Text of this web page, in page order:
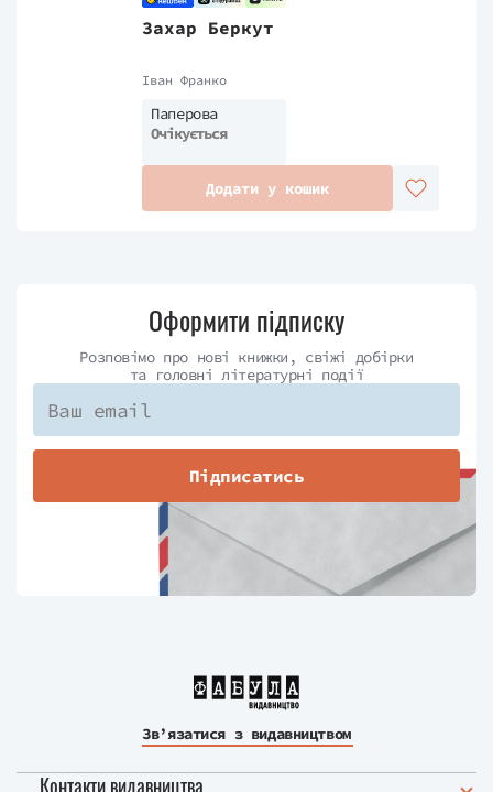
Захар Беркут
Іван Франко
Паперова
Очікується
Додати у кошик
Оформити підписку
Розповімо про нові книжки, свіжі добірки
та головні літературні події
Підписатись
Зв’язатися з видавництвом
Контакти видавництва